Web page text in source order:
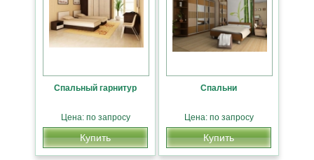
Спальный гарнитур
Цена: по запросу
Купить
Спальни
Цена: по запросу
Купить